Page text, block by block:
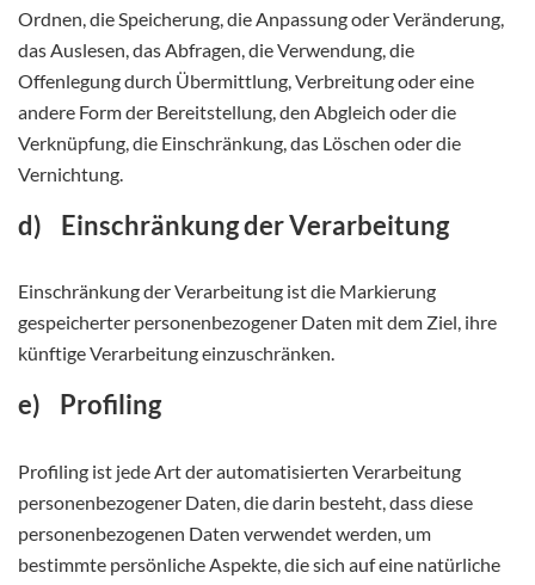
Ordnen, die Speicherung, die Anpassung oder Veränderung,
das Auslesen, das Abfragen, die Verwendung, die
Offenlegung durch Übermittlung, Verbreitung oder eine
andere Form der Bereitstellung, den Abgleich oder die
Verknüpfung, die Einschränkung, das Löschen oder die
Vernichtung.
d) Einschränkung der Verarbeitung
Einschränkung der Verarbeitung ist die Markierung
gespeicherter personenbezogener Daten mit dem Ziel, ihre
künftige Verarbeitung einzuschränken.
e) Profiling
Profiling ist jede Art der automatisierten Verarbeitung
personenbezogener Daten, die darin besteht, dass diese
personenbezogenen Daten verwendet werden, um
bestimmte persönliche Aspekte, die sich auf eine natürliche